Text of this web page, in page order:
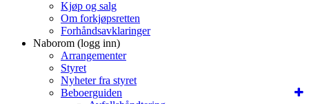
Kjøp og salg
Om forkjøpsretten
Forhåndsavklaringer
Naborom (logg inn)
Arrangementer
Styret
Nyheter fra styret
Beboerguiden